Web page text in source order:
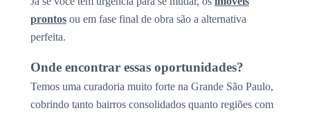
prontos ou em fase final de obra são a alternativa
perfeita.
Onde encontrar essas oportunidades?
Temos uma curadoria muito forte na Grande São Paulo,
cobrindo tanto bairros consolidados quanto regiões com